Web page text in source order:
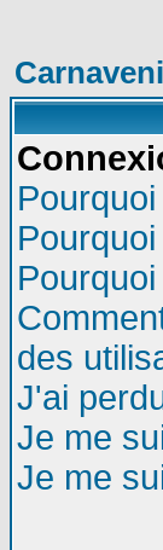
des
J'ai
Je me
Je me